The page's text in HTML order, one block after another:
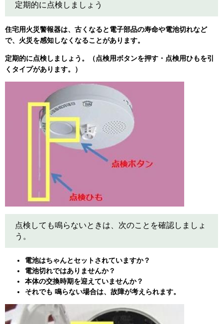
定期的に点検しましょう
住宅用火災警報器は、古くなると電子部品の寿命や電池切れなど
で、火災を感知しなくなることがあります。
定期的に点検しましょう。（点検用ボタンを押す・点検用ひもを引
くタイプがあります。）
点検しても鳴らないときは、次のことを確認しましょ
う。
電池はちゃんとセットされていますか？
電池切れではありませんか？
本体の交換時期を迎えていませんか？
それでも 鳴らない場合は、故障が考えられます。